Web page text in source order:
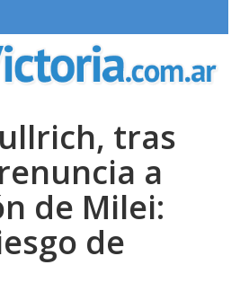
tras
a
de Milei:
de